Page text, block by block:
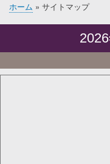
パ
ず
ホーム サイトマップ